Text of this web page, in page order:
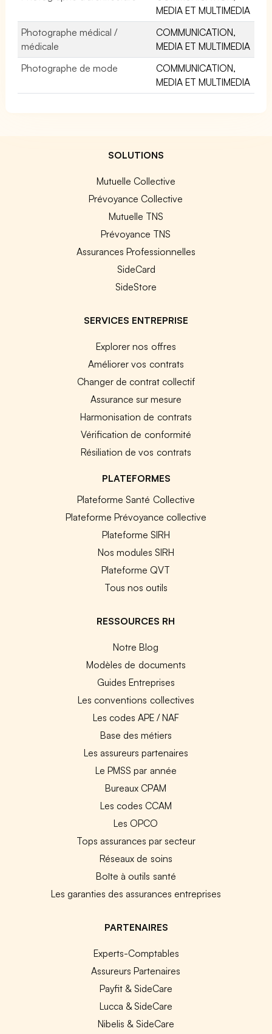
MEDIA ET MULTIMEDIA
Photographe médical /
médicale
COMMUNICATION,
MEDIA ET MULTIMEDIA
Photographe de mode
COMMUNICATION,
MEDIA ET MULTIMEDIA
SOLUTIONS
Mutuelle Collective
Prévoyance Collective
Mutuelle TNS
Prévoyance TNS
Assurances Professionnelles
SideCard
SideStore
SERVICES ENTREPRISE
Explorer nos offres
Améliorer vos contrats
Changer de contrat collectif
Assurance sur mesure
Harmonisation de contrats
Vérification de conformité
Résiliation de vos contrats
PLATEFORMES
Plateforme Santé Collective
Plateforme Prévoyance collective
Plateforme SIRH
Nos modules SIRH
Plateforme QVT
Tous nos outils
RESSOURCES RH
Notre Blog
Modèles de documents
Guides Entreprises
Les conventions collectives
Les codes APE / NAF
Base des métiers
Les assureurs partenaires
Le PMSS par année
Bureaux CPAM
Les codes CCAM
Les OPCO
Tops assurances par secteur
Réseaux de soins
Boîte à outils santé
Les garanties des assurances entreprises
PARTENAIRES
Experts-Comptables
Assureurs Partenaires
Payfit & SideCare
Lucca & SideCare
Nibelis & SideCare